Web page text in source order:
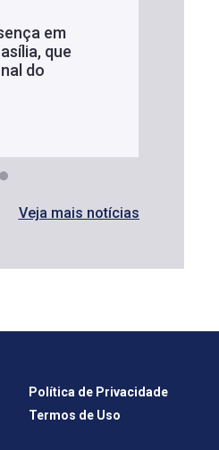
em
que
do
Veja mais notícias
Política de Privacidade
Termos de Uso